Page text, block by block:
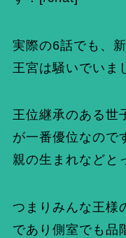
実際の6話でも、
王宮は騒いでいま
王位継承のある世
が一番優位なので
親の生まれなどと
つまりみんな王様
であり側室でも品